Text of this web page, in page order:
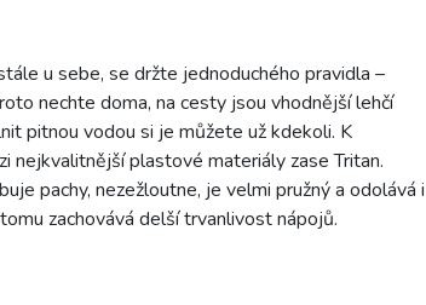
u sebe, se držte jednoduchého pravidla –
nechte doma, na cesty jsou vhodnější lehčí
pitnou vodou si je můžete už kdekoli. K
nejkvalitnější plastové materiály zase Tritan.
pachy, nezežloutne, je velmi pružný a odolává i
zachovává delší trvanlivost nápojů.